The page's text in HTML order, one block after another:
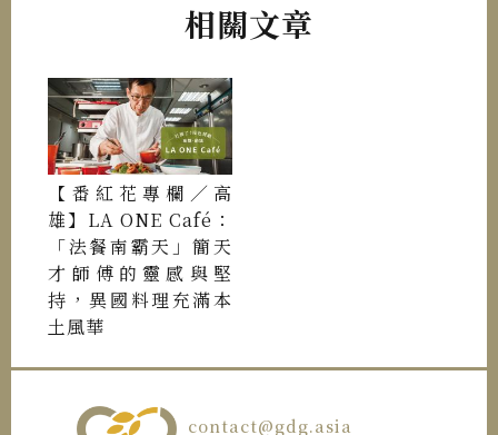
相關文章
【番紅花專欄／高
雄】LA ONE Café：
「法餐南霸天」簡天
才師傅的靈感與堅
持，異國料理充滿本
土風華
contact@gdg.asia